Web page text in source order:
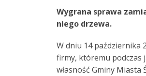
Wygrana sprawa
niego drzewa.
W dniu 14 października
firmy, któremu podczas
własność Gminy Miasta